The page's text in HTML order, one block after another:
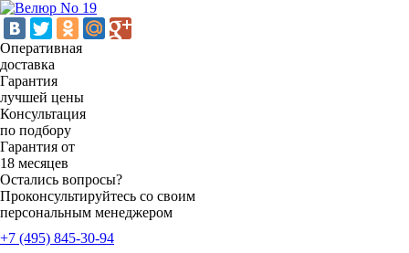
Оперативная
доставка
Гарантия
лучшей цены
Консультация
по подбору
Гарантия от
18 месяцев
Остались вопросы?
Проконсультируйтесь со своим
персональным менеджером
+7 (495) 845-30-94